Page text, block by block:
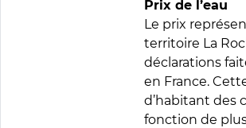
Prix de l’eau
Le prix
territoire La
déclarations
en France.
d’habitant des
fonction de